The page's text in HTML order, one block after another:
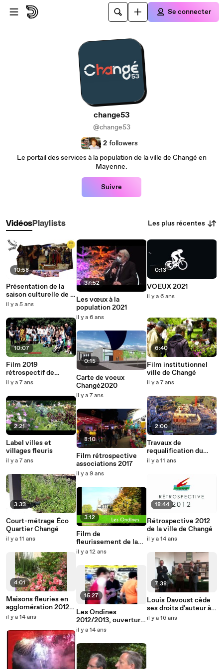
Passer au contenu principal
Se connecter
change53
@change53
2 followers
Le portail des services à la population de la ville de Changé en
Mayenne.
Suivre
VidéosPlaylists Les plus récentes
10:58
Présentation de la
saison culturelle de la
ville de Changé
il y a 5 ans
10:07
Film 2019
rétrospectif de
Changé
il y a 7 ans
2:21
Label villes et
villages fleuris
il y a 7 ans
3:33
Court-métrage Éco
Quartier Changé
il y a 11 ans
4:01
Maisons fleuries en
agglomération 2012
Ville de Changé
il y a 14 ans
37:52
Les vœux à la
population 2021
il y a 6 ans
0:15
Carte de voeux
Changé2020
il y a 7 ans
8:10
Film rétrospective
associations 2017
il y a 9 ans
3:12
Film de
fleurissement de la
ville de Changé
il y a 12 ans
15:27
Les Ondines
2012/2013, ouverture
de saison
il y a 14 ans
0:13
VOEUX 2021
il y a 6 ans
6:40
Film institutionnel
ville de Changé
il y a 7 ans
2:00
Travaux de
requalification du
centre-ville de
il y a 11 ans
18:44
Rétrospective 2012
de la ville de Changé
il y a 14 ans
7:38
Louis Davoust cède
ses droits d'auteur à
la ville de Changé
il y a 16 ans